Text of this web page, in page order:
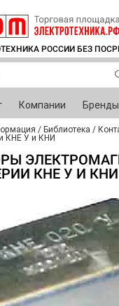
РОССИИ БЕЗ
Компании Бренды
/ Библиотека /
КНЕ У и КНИ
КНЕ У И КНИ